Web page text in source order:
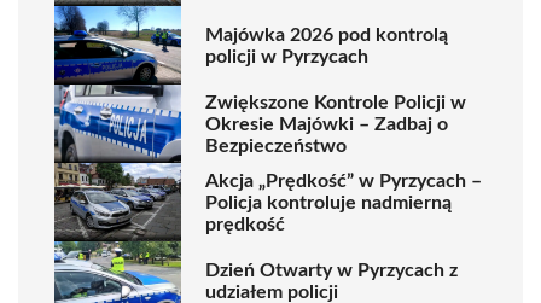
Majówka 2026 pod kontrolą
policji w Pyrzycach
Zwiększone Kontrole Policji w
Okresie Majówki – Zadbaj o
Bezpieczeństwo
Akcja „Prędkość” w Pyrzycach –
Policja kontroluje nadmierną
prędkość
Dzień Otwarty w Pyrzycach z
udziałem policji